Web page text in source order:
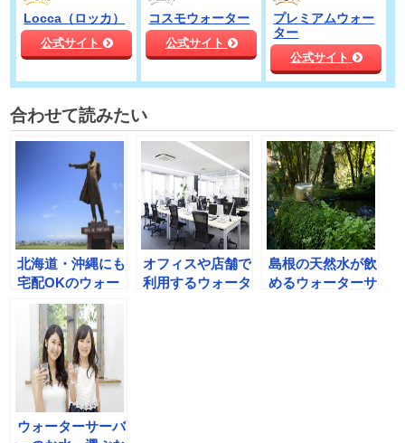
Locca（ロッカ）
公式サイト
コスモウォーター
公式サイト
プレミアムウォー
ター
公式サイト
合わせて読みたい
北海道・沖縄にも
宅配OKのウォー
ターサーバー4選
オフィスや店舗で
利用するウォータ
島根の天然水が飲
めるウォーターサ
ウォーターサーバ